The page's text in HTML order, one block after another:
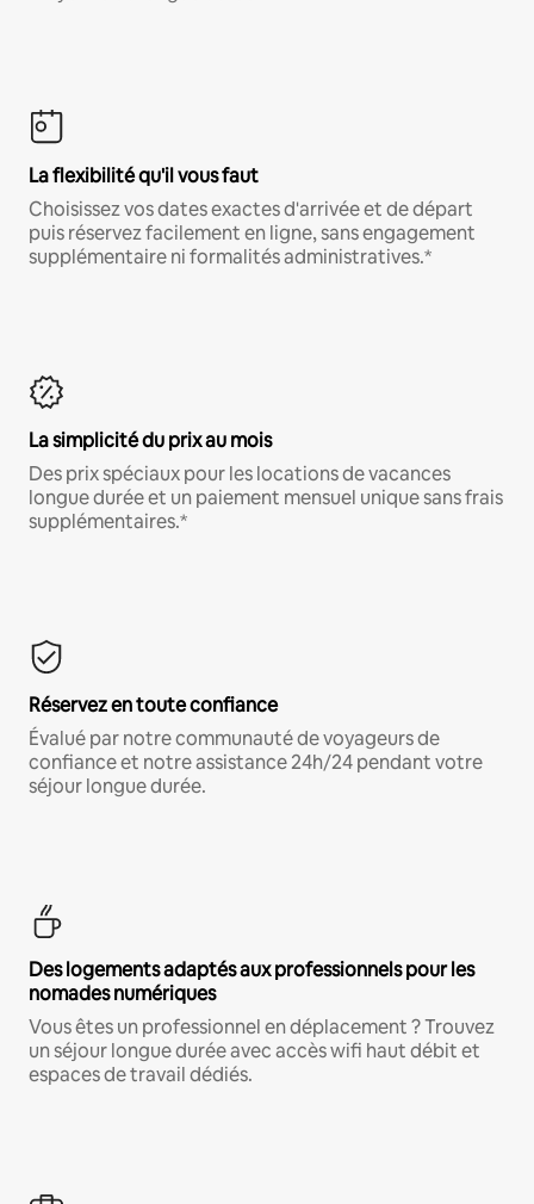
La flexibilité qu'il vous faut
Choisissez vos dates exactes d'arrivée et de départ
puis réservez facilement en ligne, sans engagement
supplémentaire ni formalités administratives.*
La simplicité du prix au mois
Des prix spéciaux pour les locations de vacances
longue durée et un paiement mensuel unique sans frais
supplémentaires.*
Réservez en toute confiance
Évalué par notre communauté de voyageurs de
confiance et notre assistance 24h/24 pendant votre
séjour longue durée.
Des logements adaptés aux professionnels pour les
nomades numériques
Vous êtes un professionnel en déplacement ? Trouvez
un séjour longue durée avec accès wifi haut débit et
espaces de travail dédiés.